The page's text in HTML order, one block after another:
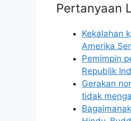
Pertanyaan
Kekalahan
Amerika
Pemimpin
Republik
Gerakan
tidak